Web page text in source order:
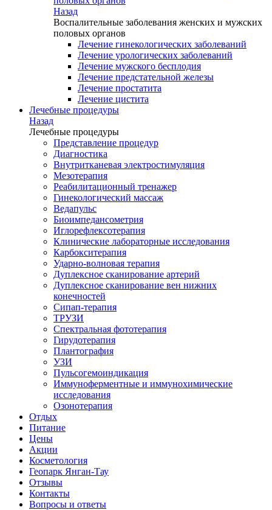
Назад
Воспалительные заболевания женских и мужских
половых органов
Лечение гинекологических заболеваний
Лечение урологических заболеваний
Лечение мужского бесплодия
Лечение предстательной железы
Лечение простатита
Лечение цистита
Лечебные процедуры
Назад
Лечебные процедуры
Представление процедур
Диагностика
Внутритканевая электростимуляция
Мезотерапия
Реабилитационный тренажер
Гинекологический массаж
Ведапульс
Биоимпедансометрия
Иглорефлексотерапия
Клинические лабораторные исследования
Карбокситерапия
Ударно-волновая терапия
Дуплексное сканирование артерий
Дуплексное сканирование вен нижних
конечностей
Сипап-терапия
ТРУЗИ
Спектральная фототерапия
Гирудотерапия
Плантография
УЗИ
Пульсогемоиндикация
Иммуноферментные и иммунохимические
исследования
Озонотерапия
Отдых
Питание
Цены
Акции
Косметология
Геопарк Янган-Тау
Отзывы
Контакты
Вопросы и ответы